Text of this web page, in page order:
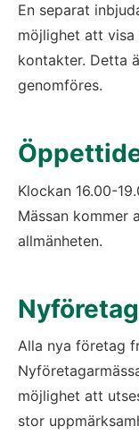
En separat
möjlighet att
kontakter. Detta
genomföres.
Klockan 16.00-
Mässan kommer
allmänheten.
Alla nya företag
möjlighet att
stor